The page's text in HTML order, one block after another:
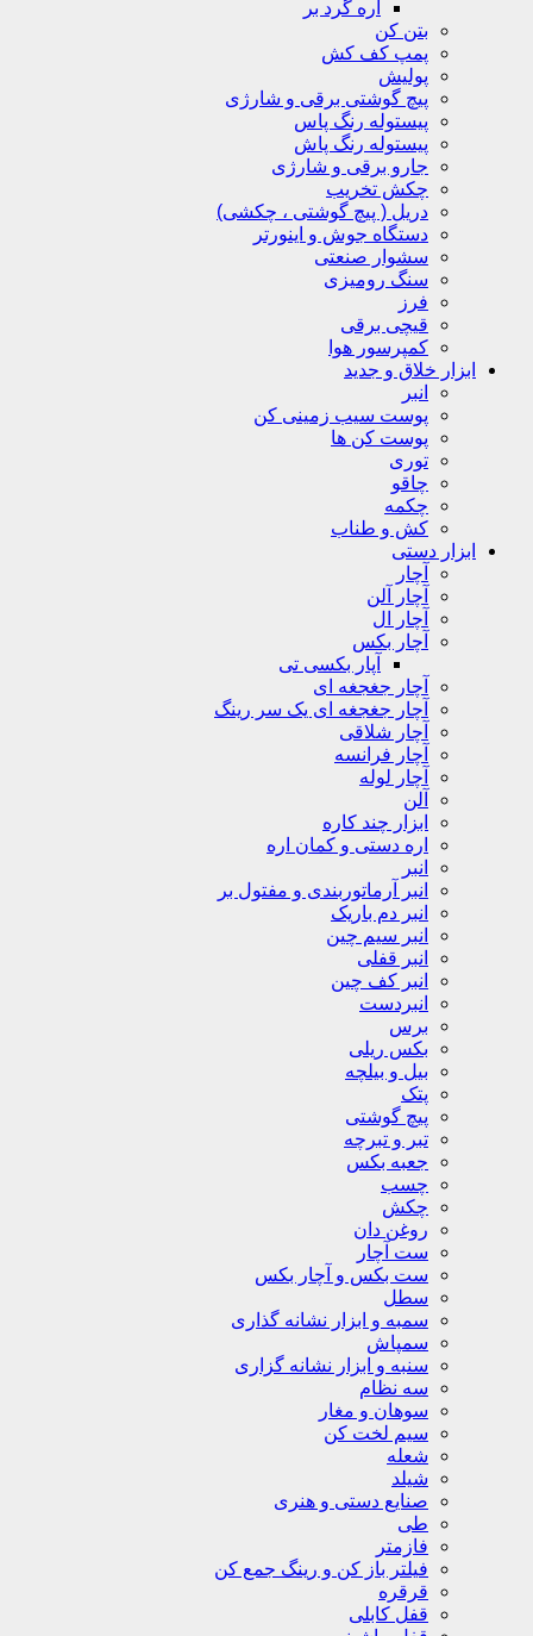
اره گرد بر
بتن کن
پمپ کف کش
پولیش
پیچ گوشتی برقی و شارژی
پیستوله رنگ پاس
پیستوله رنگ پاش
جارو برقی و شارژی
چکش تخریب
دریل ( پیچ گوشتی ، چکشی)
دستگاه جوش و اینورتر
سشوار صنعتی
سنگ رومیزی
فرز
قیچی برقی
کمپرسور هوا
ابزار خلاق و جدید
انبر
پوست سیب زمینی کن
پوست کن ها
توری
چاقو
چکمه
کش و طناب
ابزار دستی
آچار
آچار آلن
آچار ال
آچار بکس
آپار بکسی تی
آچار جغجغه ای
آچار جغجغه ای یک سر رینگ
آچار شلاقی
آچار فرانسه
آچار لوله
آلن
ابزار چند کاره
اره دستی و کمان اره
انبر
انبر آرماتوربندی و مفتول بر
انبر دم باریک
انبر سیم چین
انبر قفلی
انبر کف چین
انبردست
برس
بکس ریلی
بیل و بیلچه
پتک
پیچ گوشتی
تبر و تبرچه
جعبه بکس
چسب
چکش
روغن دان
ست آچار
ست بکس و آچار بکس
سطل
سمبه و ابزار نشانه گذاری
سمپاش
سنبه و ابزار نشانه گزاری
سه نظام
سوهان و مغار
سیم لخت کن
شعله
شیلد
صنایع دستی و هنری
طی
فازمتر
فیلتر باز کن و رینگ جمع کن
قرقره
قفل کابلی